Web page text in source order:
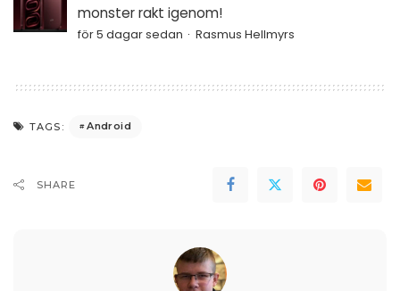
monster rakt igenom!
för 5 dagar sedan Rasmus Hellmyrs
TAGS: Android
SHARE